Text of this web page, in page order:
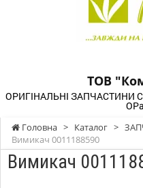
ТОВ
ОРИГІНАЛЬНІ ЗАПЧАСТИНИ
Головна > Каталог >
Вимикач 0011188590
Вимикач